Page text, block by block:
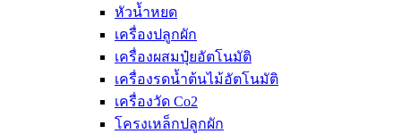
หัวน้ำหยด
เครื่องปลูกผัก
เครื่องผสมปุ๋ยอัตโนมัติ
เครื่องรดน้ำต้นไม้อัตโนมัติ
เครื่องวัด Co2
โครงเหล็กปลูกผัก